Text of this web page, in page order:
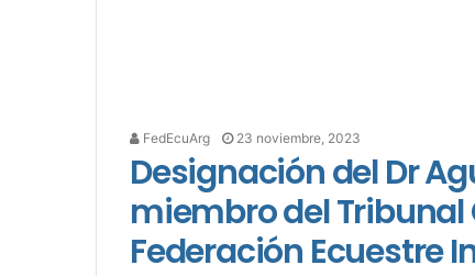
FedEcuArg 23 noviembre, 2023
Designación del Dr
miembro del
Federación Ecuestre